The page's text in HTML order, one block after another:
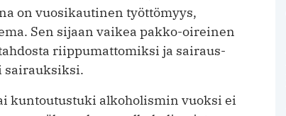
on vuosikautinen työttömyys,
Sen sijaan vaikea ­pakko-oireinen
riippumattomiksi ja sairaus­
kuntoutustuki alkoholismin vuoksi ei